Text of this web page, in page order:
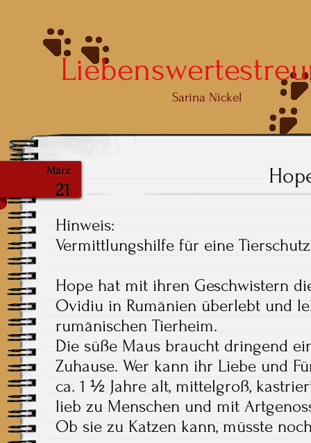
Sarina Nickel
März
21
Hinweis:
Vermittlungshilfe für eine
Hope hat mit ihren Geschwistern
Ovidiu in Rumänien überlebt und
rumänischen Tierheim.
Die süße Maus braucht dringend
Zuhause. Wer kann ihr Liebe und
ca. 1 ½ Jahre alt, mittelgroß,
lieb zu Menschen und mit
Ob sie zu Katzen kann, müsste